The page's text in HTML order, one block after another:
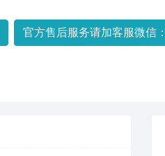
官方售后服务请加客服微信